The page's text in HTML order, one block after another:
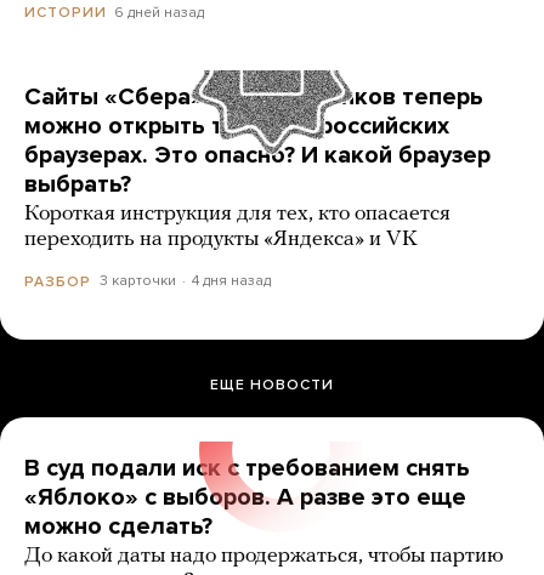
ИСТОРИИ 6 дней назад
Сайты «Сбера» и других банков теперь
можно открыть только в российских
браузерах. Это опасно? И какой браузер
выбрать?
Короткая инструкция для тех, кто опасается
переходить на продукты «Яндекса» и VK
РАЗБОР 3 карточки 4 дня назад
ЕЩЕ НОВОСТИ
В суд подали иск с требованием снять
«Яблоко» с выборов. А разве это еще
можно сделать?
До какой даты надо продержаться, чтобы партию